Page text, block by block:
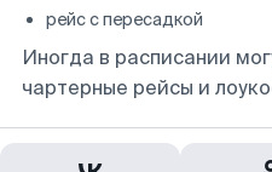
рейс с пересадкой
Иногда в расписании
чартерные рейсы и